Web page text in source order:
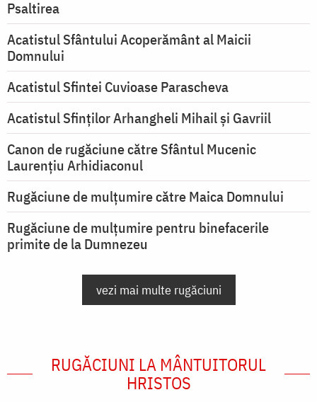
Psaltirea
Acatistul Sfântului Acoperământ al Maicii
Domnului
Acatistul Sfintei Cuvioase Parascheva
Acatistul Sfinților Arhangheli Mihail și Gavriil
Canon de rugăciune către Sfântul Mucenic
Laurențiu Arhidiaconul
Rugăciune de mulţumire către Maica Domnului
Rugăciune de mulțumire pentru binefacerile
primite de la Dumnezeu
vezi mai multe rugăciuni
RUGĂCIUNI LA MÂNTUITORUL
HRISTOS